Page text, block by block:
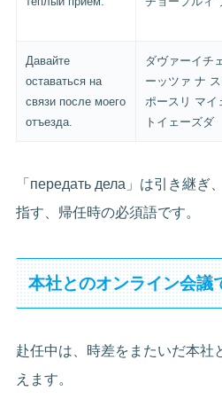
Давайте
оставаться на
связи после моего
отъезда.
ダヴァーイチ
ーッツァ ナ
ポースリ マイ
トイェーズダ
「передать дела」は引き継ぎ
指す、帰任時の必須語です。
本社とのオンライン会議
赴任中は、時差をまたいだ本社
えます。